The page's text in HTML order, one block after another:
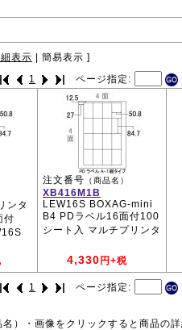
表示 簡易表示 ]
1 ページ指定:
ンタ
付
注文番号 （商品名）
XB416M1B
LEW16S BOXAG-mini
B4 PDラベル16面付100
シート入 マルチプリンタ
4,330 円+税
1 ページ指定:
）・画像をクリックすると商品の詳